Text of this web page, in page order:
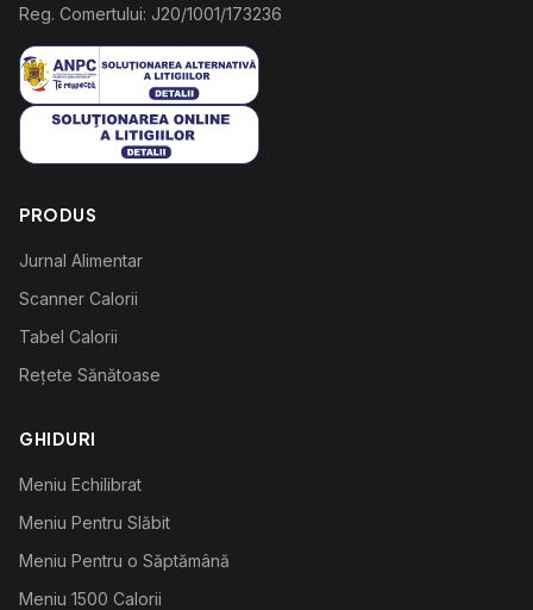
Reg. Comertului: J20/1001/173236
PRODUS
Jurnal Alimentar
Scanner Calorii
Tabel Calorii
Rețete Sănătoase
GHIDURI
Meniu Echilibrat
Meniu Pentru Slăbit
Meniu Pentru o Săptămână
Meniu 1500 Calorii